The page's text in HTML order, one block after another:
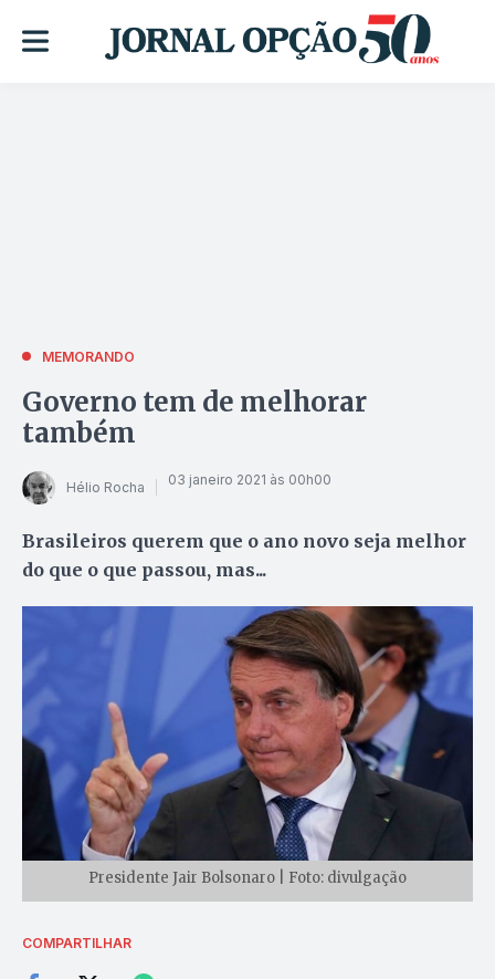
MEMORANDO
Governo tem de melhorar
também
Hélio Rocha 03 janeiro 2021 às 00h00
Brasileiros querem que o ano novo seja melhor
do que o que passou, mas...
Presidente Jair Bolsonaro | Foto: divulgação
COMPARTILHAR